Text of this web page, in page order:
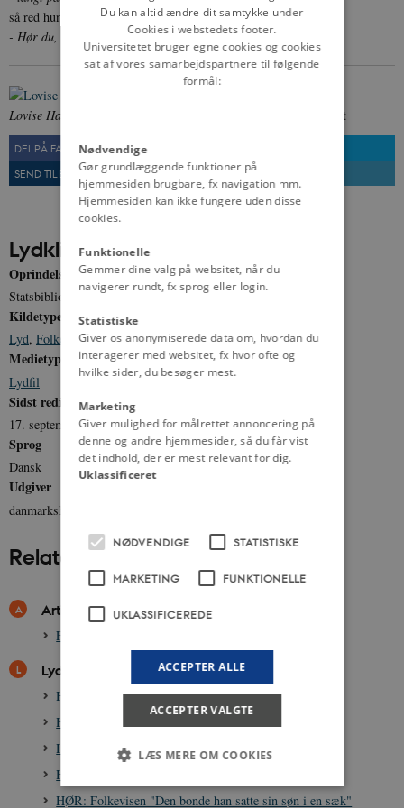
så red hun hen til præstens gård,
- Hør du, hør nu, høsten er om sommeren. -
Lovise Hansen ca. 1911. Fra: Dansk Lydhistorie, Statsbiblioteket
DEL PÅ FACEBOOK
SEND TIL EN VEN
UDSKRIV
Lydklip
Oprindelse
Statsbiblioteket
Kildetype
Lyd, Folkevise
Medietype
Lydfil
Sidst redigeret
17. september 2012
Sprog
Dansk
Udgiver
danmarkshistorien.dk
Relateret indhold
Artikler
Folkeviser på fonograf, 1907
Lydklip
HØR: Folkevisen "Og havde jeg mig bareste en mark"
HØR: Folkevisen "Rosenille sad og væved'"
HØR: Folkevisen "Vi haver os en majbøg sat"
HØR: Folkevisen "Åh hjerte Knud Fut"
HØR: Folkevisen "Den bonde han satte sin søn i en sæk"
Du kan altid ændre dit samtykke under
Cookies i webstedets footer.
Universitetet bruger egne cookies og cookies
sat af vores samarbejdspartnere til følgende
formål:
Nødvendige
Gør grundlæggende funktioner på
hjemmesiden brugbare, fx navigation mm.
Hjemmesiden kan ikke fungere uden disse
cookies.
Funktionelle
Gemmer dine valg på websitet, når du
navigerer rundt, fx sprog eller login.
Statistiske
Giver os anonymiserede data om, hvordan du
interagerer med websitet, fx hvor ofte og
hvilke sider, du besøger mest.
Marketing
Giver mulighed for målrettet annoncering på
denne og andre hjemmesider, så du får vist
det indhold, der er mest relevant for dig.
Uklassificeret
NØDVENDIGE STATISTISKE
MARKETING FUNKTIONELLE
UKLASSIFICEREDE
ACCEPTER ALLE
ACCEPTER VALGTE
LÆS MERE OM COOKIES